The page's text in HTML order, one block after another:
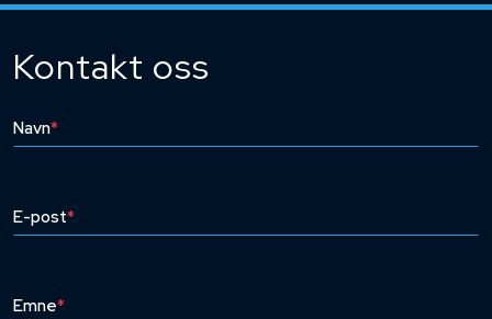
Kontakt oss
Navn*
E-post*
Emne*